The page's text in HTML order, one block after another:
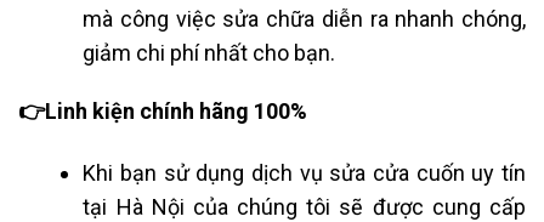
mà công việc sửa chữa diễn ra nhanh chóng,
giảm chi phí nhất cho bạn.
👉Linh kiện chính hãng 100%
Khi bạn sử dụng dịch vụ sửa cửa cuốn uy tín
tại Hà Nội của chúng tôi sẽ được cung cấp